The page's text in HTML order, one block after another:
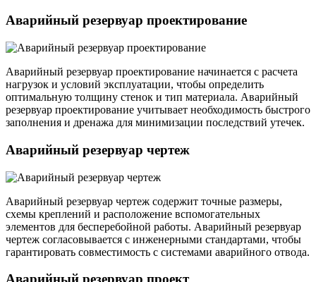
Аварийный резервуар проектирование
Аварийный резервуар проектирование начинается с расчета
нагрузок и условий эксплуатации, чтобы определить
оптимальную толщину стенок и тип материала. Аварийный
резервуар проектирование учитывает необходимость быстрого
заполнения и дренажа для минимизации последствий утечек.
Аварийный резервуар чертеж
Аварийный резервуар чертеж содержит точные размеры,
схемы креплений и расположение вспомогательных
элементов для бесперебойной работы. Аварийный резервуар
чертеж согласовывается с инженерными стандартами, чтобы
гарантировать совместимость с системами аварийного отвода.
Аварийный резервуар проект